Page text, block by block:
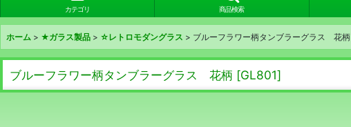
カテゴリ 商品検索
ホーム > ★ガラス製品 > ☆レトロモダングラス > ブルーフラワー柄タンブラーグラス 花柄
ブルーフラワー柄タンブラーグラス 花柄 [GL801]